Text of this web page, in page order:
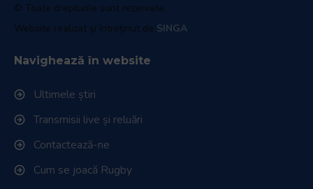
© Toate drepturile sunt rezervate.
Website realizat și întreținut de SINGA
Navighează în website
Ultimele știri
Transmisii live și reluări
Contactează-ne
Cum se joacă Rugby